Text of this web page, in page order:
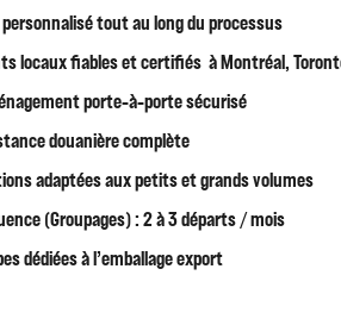
personnalisé tout au long du processus
locaux fiables et certifiés à Montréal,
porte-à-porte sécurisé
douanière complète
adaptées aux petits et grands volumes
(Groupages) : 2 à 3 départs / mois
dédiées à l’emballage export